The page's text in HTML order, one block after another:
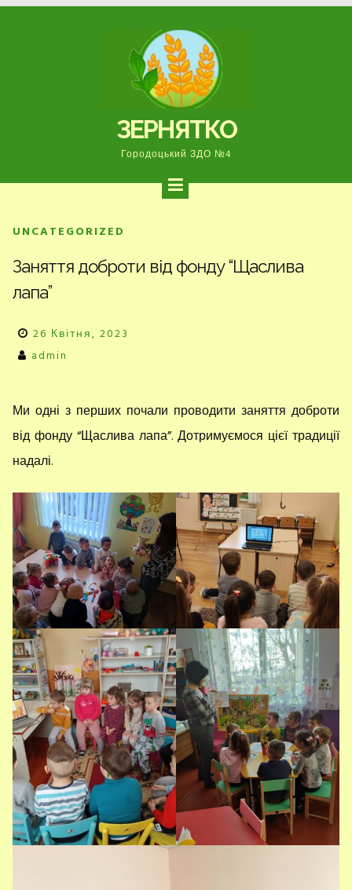
ЗЕРНЯТКО
Городоцький ЗДО №4
UNCATEGORIZED
Заняття доброти від фонду “Щаслива
лапа”
26 Квітня, 2023
admin
Ми одні з перших почали проводити заняття доброти
від фонду “Щаслива лапа”. Дотримуємося цієї традиції
надалі.